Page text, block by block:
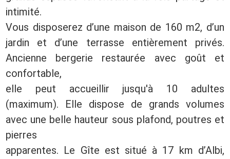
intimité.
Vous disposerez d’une maison de 160 m2, d’un
jardin et d’une terrasse entièrement privés.
Ancienne bergerie restaurée avec goût et
confortable,
elle peut accueillir jusqu'à 10 adultes
(maximum). Elle dispose de grands volumes
avec une belle hauteur sous plafond, poutres et
pierres
apparentes. Le Gîte est situé à 17 km d’Albi,